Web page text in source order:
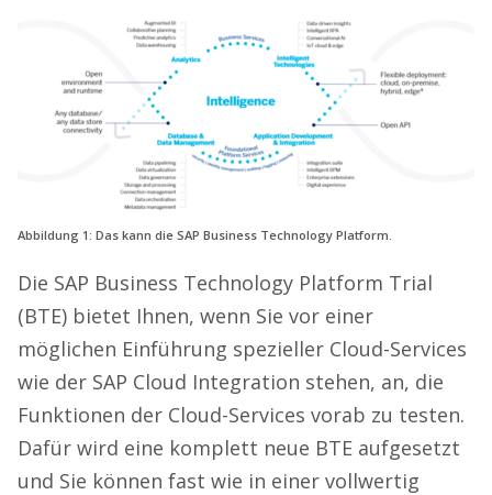
Abbildung 1: Das kann die SAP Business Technology Platform.
Die SAP Business Technology Platform Trial
(BTE) bietet Ihnen, wenn Sie vor einer
möglichen Einführung spezieller Cloud-Services
wie der SAP Cloud Integration stehen, an, die
Funktionen der Cloud-Services vorab zu testen.
Dafür wird eine komplett neue BTE aufgesetzt
und Sie können fast wie in einer vollwertig